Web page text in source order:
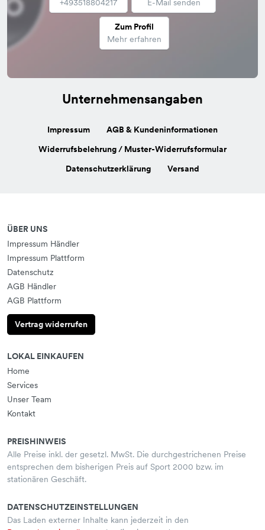
Zum Profil
Mehr erfahren
Unternehmensangaben
Impressum
AGB & Kundeninformationen
Widerrufsbelehrung / Muster-Widerrufsformular
Datenschutzerklärung
Versand
ÜBER UNS
Impressum Händler
Impressum Plattform
Datenschutz
AGB Händler
AGB Plattform
Vertrag widerrufen
LOKAL EINKAUFEN
Home
Services
Unser Team
Kontakt
PREISHINWEIS
Alle Preise inkl. der gesetzl. MwSt. Die durchgestrichenen Preise
entsprechen dem bisherigen Preis auf Sport 2000 bzw. im
stationären Geschäft.
DATENSCHUTZEINSTELLUNGEN
Das Laden externer Inhalte kann jederzeit in den